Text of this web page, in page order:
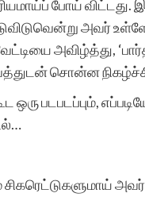
போய் விட்டது.
அவர்
அவிழ்த்து,
சொன்ன
படபடப்பும்,
சிகரெட்டுகளுமாய்